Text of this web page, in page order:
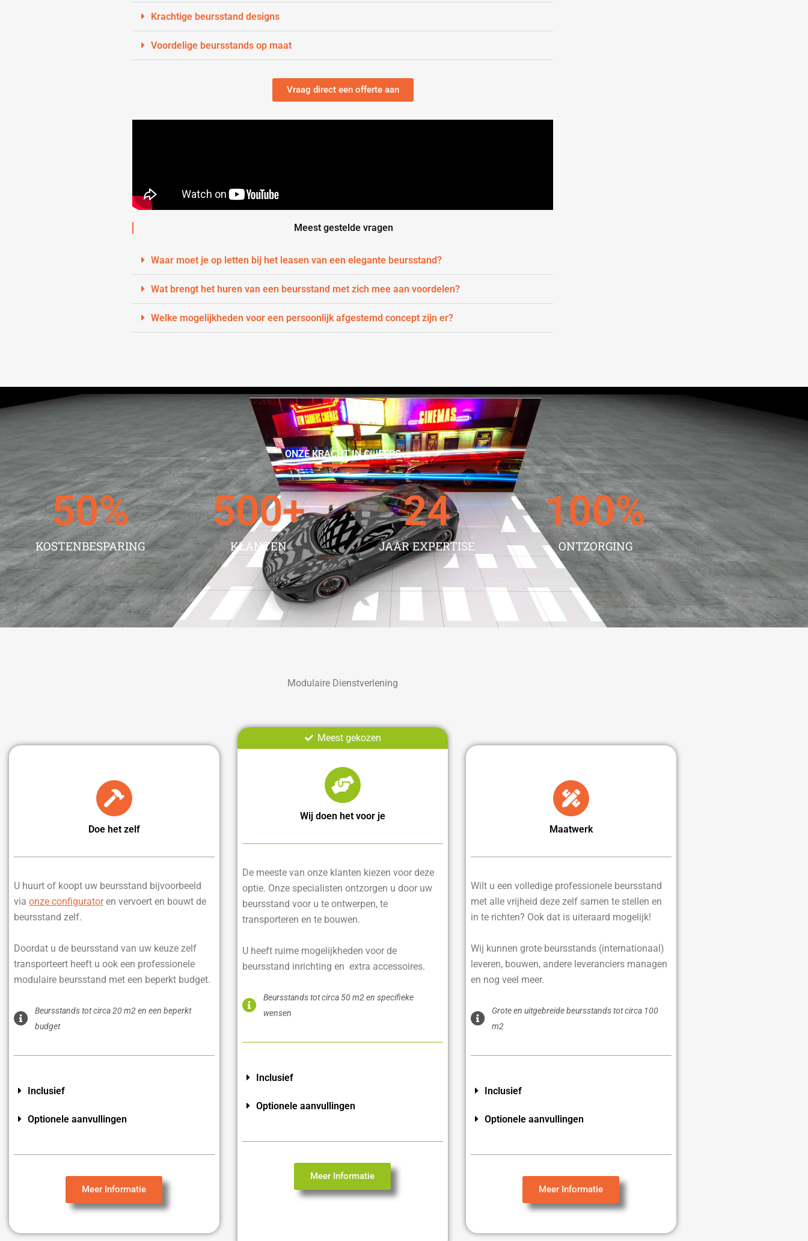
Krachtige beursstand designs
Voordelige beursstands op maat
Vraag direct een offerte aan
Meest gestelde vragen
Waar moet je op letten bij het leasen van een elegante beursstand?
Wat brengt het huren van een beursstand met zich mee aan voordelen?
Welke mogelijkheden voor een persoonlijk afgestemd concept zijn er?
ONZE KRACHT IN CIJFERS
KOSTENBESPARING
50%
KLANTEN
500+
JAAR EXPERTISE
24
ONTZORGING
100%
Modulaire Dienstverlening
Doe het zelf
U huurt of koopt uw beursstand bijvoorbeeld
via onze configuratoren vervoert en bouwt de
beursstand zelf.
Doordat u de beursstand van uw keuze zelf
transporteert heeft u ook een professionele
modulaire beursstand met een beperkt budget.
Beursstands tot circa 20 m2 en een beperkt
budget
Inclusief
Optionele aanvullingen
Meer Informatie
Meest gekozen
Wij doen het voor je
De meeste van onze klanten kiezen voor deze
optie. Onze specialisten ontzorgen u door uw
beursstand voor u te ontwerpen, te
transporteren en te bouwen.
U heeft ruime mogelijkheden voor de
beursstand inrichting en extra accessoires.
Beursstands tot circa 50 m2 en specifieke
wensen
Inclusief
Optionele aanvullingen
Meer Informatie
Maatwerk
Wilt u een volledige professionele beursstand
met alle vrijheid deze zelf samen te stellen en
in te richten? Ook dat is uiteraard mogelijk!
Wij kunnen grote beursstands (internationaal)
leveren, bouwen, andere leveranciers managen
en nog veel meer.
Grote en uitgebreide beursstands tot circa 100
m2
Inclusief
Optionele aanvullingen
Meer Informatie